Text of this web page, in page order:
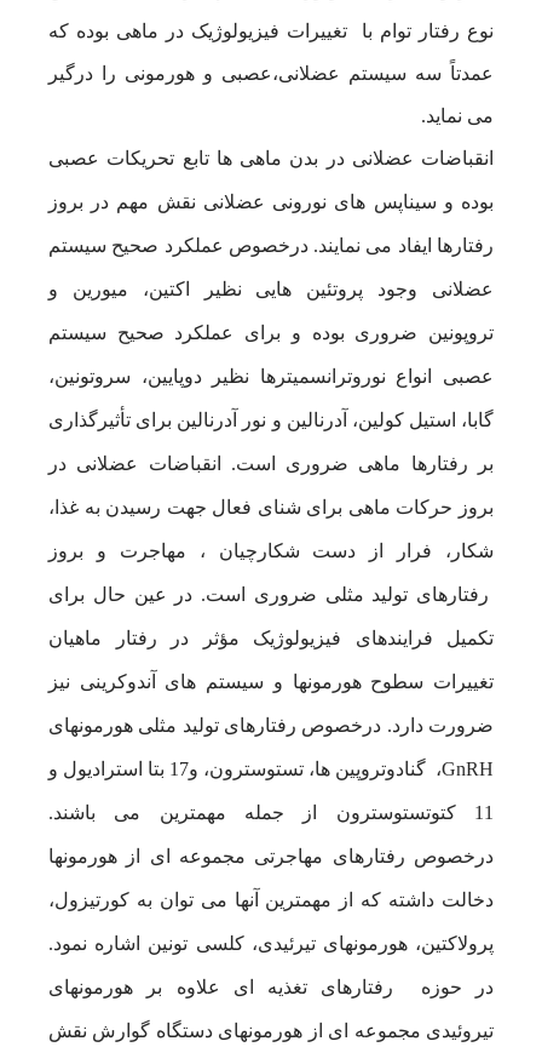
نوع رفتار توام با تغییرات فیزیولوژیک در ماهی بوده که
عمدتاً سه سیستم عضلانی،عصبی و هورمونی را درگیر
می نماید.
انقباضات عضلانی در بدن ماهی ها تابع تحریکات عصبی
بوده و سیناپس های نورونی عضلانی نقش مهم در بروز
رفتارها ایفاد می نمایند. درخصوص عملکرد صحیح سیستم
عضلانی وجود پروتئین هایی نظیر اکتین، میورین و
تروپونین ضروری بوده و برای عملکرد صحیح سیستم
عصبی انواع نوروترانسمیترها نظیر دوپایین، سروتونین،
گابا، استیل کولین، آدرنالین و نور آدرنالین برای تأثیرگذاری
بر رفتارها ماهی ضروری است. انقباضات عضلانی در
بروز حرکات ماهی برای شنای فعال جهت رسیدن به غذا،
شکار، فرار از دست شکارچیان ، مهاجرت و بروز
رفتارهای تولید مثلی ضروری است. در عین حال برای
تکمیل فرایندهای فیزیولوژیک مؤثر در رفتار ماهیان
تغییرات سطوح هورمونها و سیستم های آندوکرینی نیز
ضرورت دارد. درخصوص رفتارهای تولید مثلی هورمونهای
GnRH، گنادوتروپین ها، تستوسترون، و17 بتا استرادیول و
11 کتوتستوسترون از جمله مهمترین می باشند.
درخصوص رفتارهای مهاجرتی مجموعه ای از هورمونها
دخالت داشته که از مهمترین آنها می توان به کورتیزول،
پرولاکتین، هورمونهای تیرئیدی، کلسی تونین اشاره نمود.
در حوزه رفتارهای تغذیه ای علاوه بر هورمونهای
تیروئیدی مجموعه ای از هورمونهای دستگاه گوارش نقش